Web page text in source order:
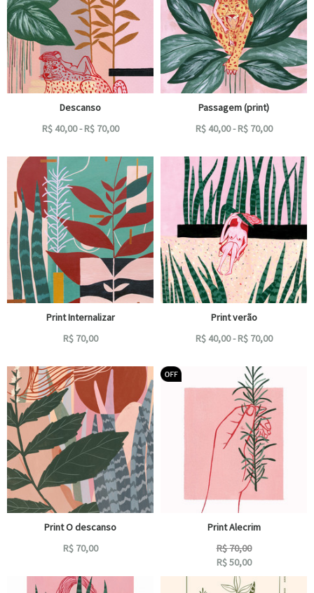
Descanso
R$ 40,00- R$ 70,00
Passagem (print)
R$ 40,00- R$ 70,00
Print Internalizar
R$ 70,00
Print verão
R$ 40,00- R$ 70,00
Print O descanso
R$ 70,00
Print Alecrim
R$70,00
R$50,00